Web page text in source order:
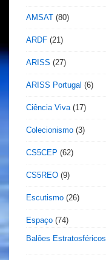
AMSAT (80)
ARDF (21)
ARISS (27)
ARISS Portugal (6)
Ciência Viva(17)
Colecionismo (3)
CS5CEP (62)
CS5REO (9)
Escutismo (26)
Espaço (74)
Balões Estratosféricos